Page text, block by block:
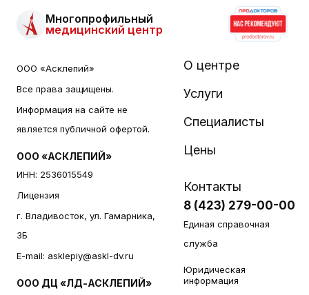
Многопрофильный
медицинский центр
ООО «Асклепий»
Все права защищены.
Информация на сайте не
является публичной офертой.
ООО «АСКЛЕПИЙ»
ИНН: 2536015549
Лицензия
г. Владивосток, ул. Гамарника,
3Б
E-mail: asklepiy@askl-dv.ru
ООО ДЦ «ЛД-АСКЛЕПИЙ»
О центре
Услуги
Специалисты
Цены
Контакты
8 (423) 279-00-00
Единая справочная
служба
Юридическая
информация